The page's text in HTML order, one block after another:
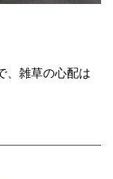
、雑草の心配は